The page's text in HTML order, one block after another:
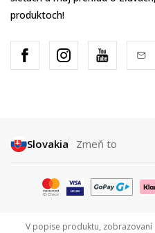
produktoch!
Slovakia Zmeň to
V popise produktu, zobrazovaní